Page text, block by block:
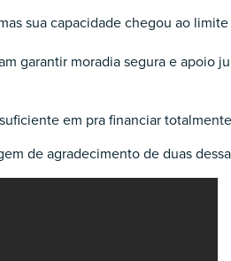
sua capacidade chegou ao
garantir moradia segura e apoio
em pra financiar
de agradecimento de duas